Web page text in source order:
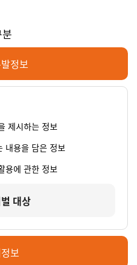
정보
제시하는 정보
내용을 담은 정보
용에 관한 정보
대상
보